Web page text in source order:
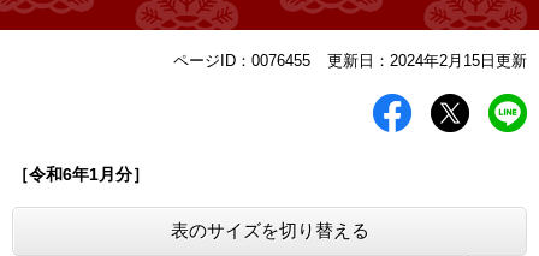
ページID：0076455 更新日：2024年2月15日更新
［令和6年1月分］
表のサイズを切り替える